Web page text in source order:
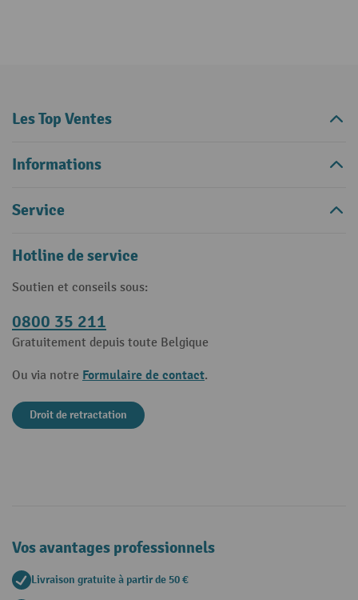
Les Top Ventes
Informations
Service
Hotline de service
Soutien et conseils sous:
0800 35 211
Gratuitement depuis toute Belgique
Ou via notre Formulaire de contact.
Droit de retractation
Vos avantages professionnels
Livraison gratuite à partir de 50 €